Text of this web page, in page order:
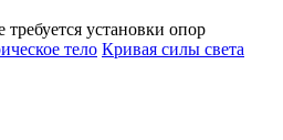
установки опор
тело Кривая силы света